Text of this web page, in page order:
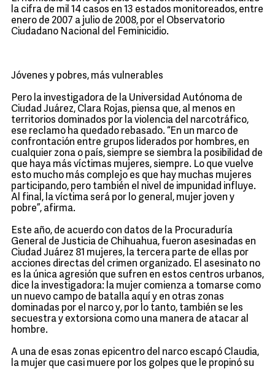
la cifra de mil 14 casos en 13 estados monitoreados, entre
enero de 2007 a julio de 2008, por el Observatorio
Ciudadano Nacional del Feminicidio.
Jóvenes y pobres, más vulnerables
Pero la investigadora de la Universidad Autónoma de
Ciudad Juárez, Clara Rojas, piensa que, al menos en
territorios dominados por la violencia del narcotráfico,
ese reclamo ha quedado rebasado. “En un marco de
confrontación entre grupos liderados por hombres, en
cualquier zona o país, siempre se siembra la posibilidad de
que haya más víctimas mujeres, siempre. Lo que vuelve
esto mucho más complejo es que hay muchas mujeres
participando, pero también el nivel de impunidad influye.
Al final, la víctima será por lo general, mujer joven y
pobre”, afirma.
Este año, de acuerdo con datos de la Procuraduría
General de Justicia de Chihuahua, fueron asesinadas en
Ciudad Juárez 81 mujeres, la tercera parte de ellas por
acciones directas del crimen organizado. El asesinato no
es la única agresión que sufren en estos centros urbanos,
dice la investigadora: la mujer comienza a tomarse como
un nuevo campo de batalla aquí y en otras zonas
dominadas por el narco y, por lo tanto, también se les
secuestra y extorsiona como una manera de atacar al
hombre.
A una de esas zonas epicentro del narco escapó Claudia,
la mujer que casi muere por los golpes que le propinó su